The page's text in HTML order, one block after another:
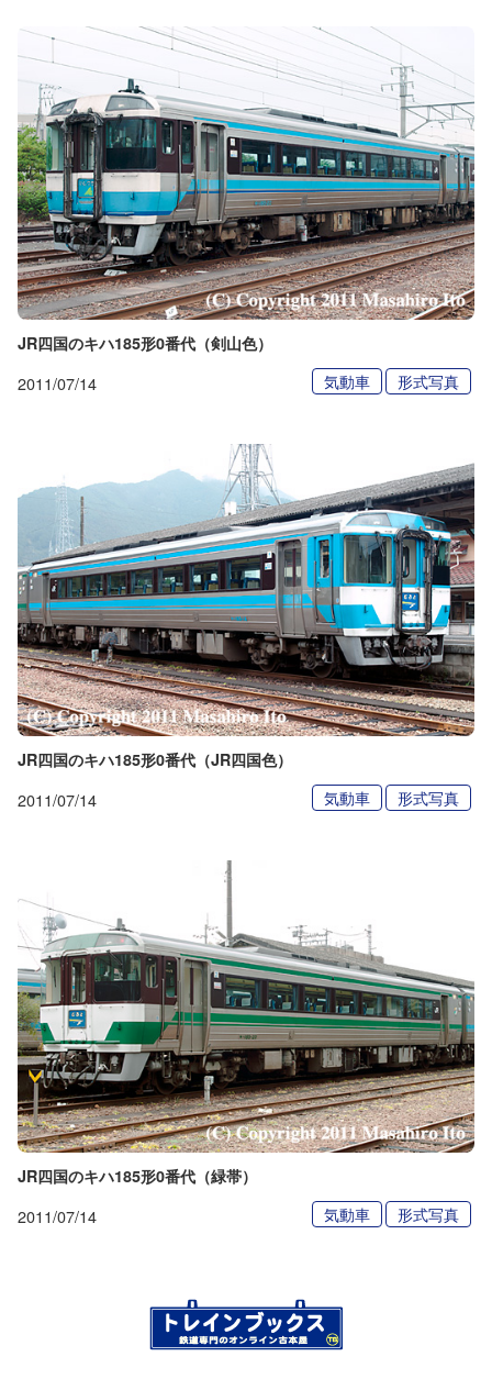
JR四国のキハ185形0番代（剣山色）
2011/07/14 気動車 形式写真
JR四国のキハ185形0番代（JR四国色）
2011/07/14 気動車 形式写真
JR四国のキハ185形0番代（緑帯）
2011/07/14 気動車 形式写真